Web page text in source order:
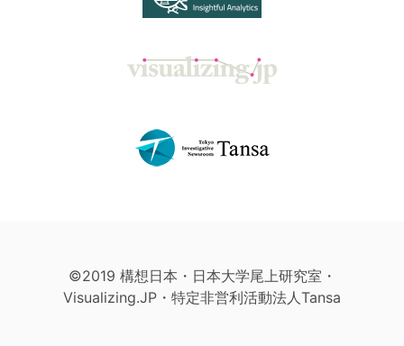
©2019 構想日本・日本大学尾上研究室・
Visualizing.JP・特定非営利活動法人Tansa